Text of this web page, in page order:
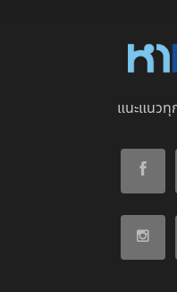
แนะแนวทุ